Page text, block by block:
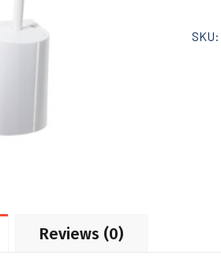
SKU:
Reviews (0)